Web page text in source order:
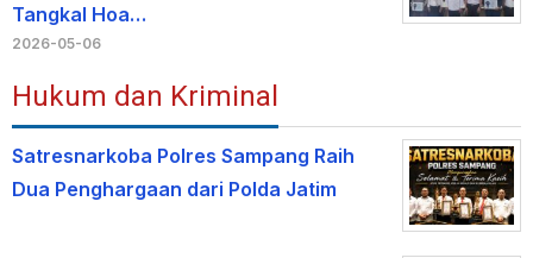
Tangkal Hoa…
2026-05-06
Hukum dan Kriminal
Satresnarkoba Polres Sampang Raih
Dua Penghargaan dari Polda Jatim